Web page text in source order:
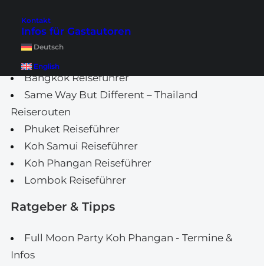
Kontakt
Infos für Gastautoren
Deutsch
English
Malediven auf eigene Faust
Unsere Reiseführer
Bangkok Reiseführer
Same Way But Different – Thailand
Reiserouten
Phuket Reiseführer
Koh Samui Reiseführer
Koh Phangan Reiseführer
Lombok Reiseführer
Ratgeber & Tipps
Full Moon Party Koh Phangan - Termine &
Infos